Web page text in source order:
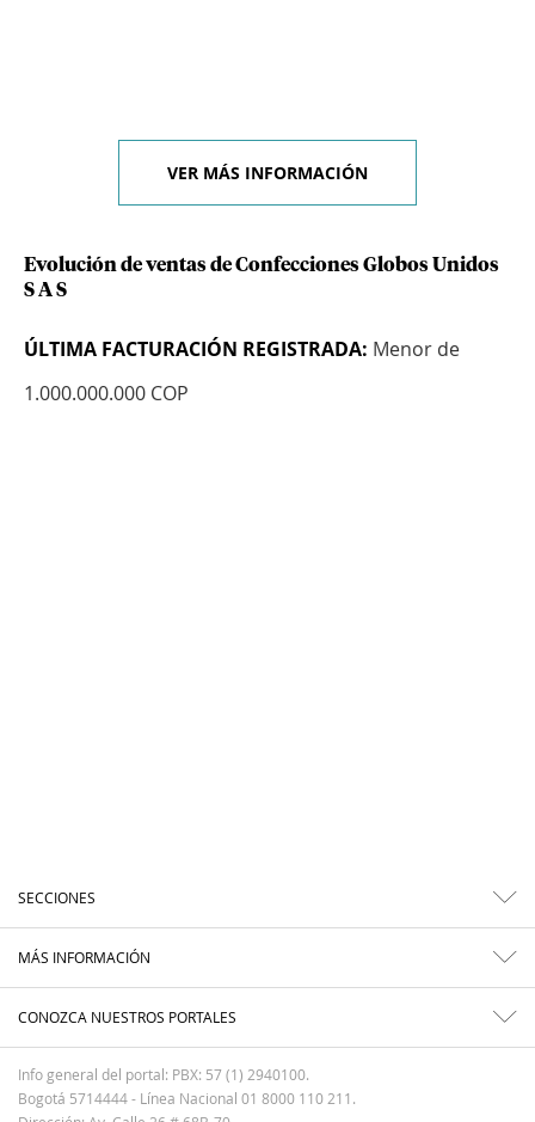
VER MÁS INFORMACIÓN
Evolución de ventas de Confecciones Globos Unidos
S A S
ÚLTIMA FACTURACIÓN REGISTRADA: Menor de
1.000.000.000 COP
SECCIONES
MÁS INFORMACIÓN
CONOZCA NUESTROS PORTALES
Info general del portal: PBX: 57 (1) 2940100.
Bogotá 5714444 - Línea Nacional 01 8000 110 211.